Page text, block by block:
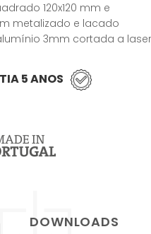
120x120 mm e
metalizado e lacado
3mm cortada a
5 ANOS
DOWNLOADS